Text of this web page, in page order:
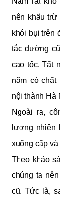
nên khấu trừ
khói bụi trên
tắc đường
cao tốc. Tất
năm có
nội thành Hà
Ngoài ra,
lượng nhiên
xuống cấp và
Theo khảo
chúng ta
cũ. Tức là,